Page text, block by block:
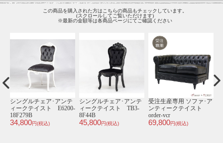
この商品を購入された方はこちらの商品もチェックしています。
(スクロールしてご覧いただけます)
※最新の金額等は各商品ページにてご確認ください
1人掛けソファ･アンテ
ィークテイスト
VC1F220PW
44,800円(税込)
1人掛けソファ･アンテ
ィークテイスト
VL1F279K
48,800円(税込)
シングルチェア･アンテ
ィークテイスト TB3-
18F237B
45,800円(税込)